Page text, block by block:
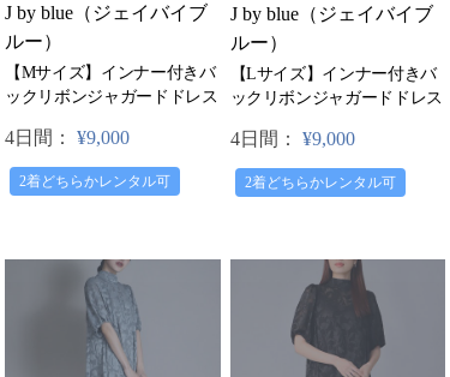
J by blue（ジェイバイブ
ルー）
【Mサイズ】インナー付きバ
ックリボンジャガードドレス
4日間： ¥9,000
2着どちらかレンタル可
J by blue（ジェイバイブ
ルー）
【Lサイズ】インナー付きバ
ックリボンジャガードドレス
4日間： ¥9,000
2着どちらかレンタル可